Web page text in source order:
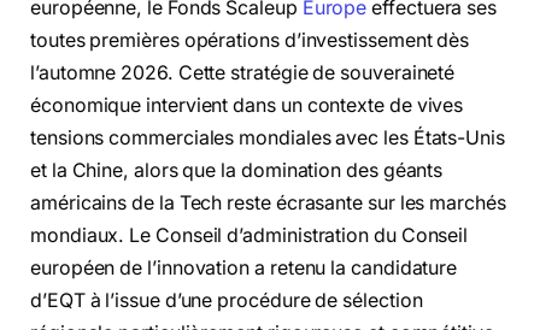
européenne, le Fonds Scaleup Europe effectuera ses
toutes premières opérations d’investissement dès
l’automne 2026. Cette stratégie de souveraineté
économique intervient dans un contexte de vives
tensions commerciales mondiales avec les États-Unis
et la Chine, alors que la domination des géants
américains de la Tech reste écrasante sur les marchés
mondiaux. Le Conseil d’administration du Conseil
européen de l’innovation a retenu la candidature
d’EQT à l’issue d’une procédure de sélection